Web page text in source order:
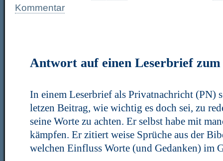
Kommentar
Antwort auf einen Leserbrief zum
In einem Leserbrief als Privatnachricht (PN)
letzen Beitrag, wie wichtig es doch sei, zu
seine Worte zu achten. Er selbst habe mit
kämpfen. Er zitiert weise Sprüche aus der
welchen Einfluss Worte (und Gedanken) im